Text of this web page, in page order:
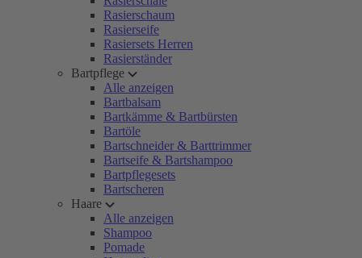
Rasierschaum
Rasierseife
Rasiersets Herren
Rasierständer
Bartpflege
Alle anzeigen
Bartbalsam
Bartkämme & Bartbürsten
Bartöle
Bartschneider & Barttrimmer
Bartseife & Bartshampoo
Bartpflegesets
Bartscheren
Haare
Alle anzeigen
Shampoo
Pomade